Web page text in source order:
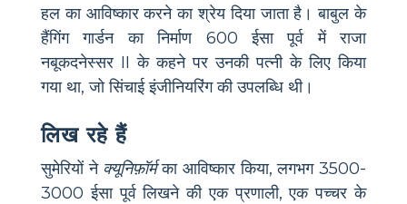
हल का आविष्कार करने का श्रेय दिया जाता है। बाबुल के
हैंगिंग गार्डन का निर्माण 600 ईसा पूर्व में राजा
नबूकदनेस्सर II के कहने पर उनकी पत्नी के लिए किया
गया था, जो सिंचाई इंजीनियरिंग की उपलब्धि थी।
लिख रहे हैं
सुमेरियों ने क्यूनिफ़ॉर्मका आविष्कार किया, लगभग 3500-
3000 ईसा पूर्व लिखने की एक प्रणाली, एक पच्चर के